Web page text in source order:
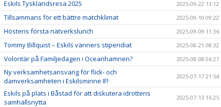
Eskils Tysklandsresa 2025 2025-09-22 13:12
Tillsammans för ett bättre matchklimat 2025-09-10 09:22
Höstens första nätverkslunch 2025-09-09 11:36
Tommy Billquist – Eskils vänners stipendiat 2025-08-21 08:32
Volontär på Familjedagen i Oceanhamnen? 2025-08-08 06:27
Ny verksamhetsansvarig för flick- och
damverksamheten i Eskilsminne IF!
2025-07-17 21:54
Eskils på plats i Båstad för att diskutera idrottens
samhällsnytta
2025-07-13 16:25